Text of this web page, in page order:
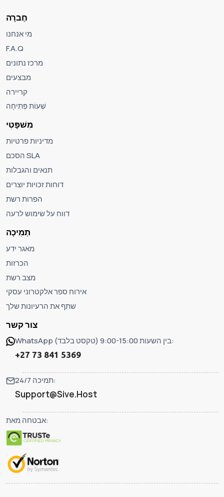
חֶברָה
מי אנחנו
F.A.Q
מרכז נתונים
מבצעים
קריירה
שְׁעוֹת פְּתִיחָה
מִשׁפָּטִי
מדיניות פרטיות
הסכם SLA
תנאים והגבלות
דוחות זכויות יוצרים
הפרות רשת
דווח על שימוש לרעה
תְמִיכָה
מאגר ידע
הכרזות
מצב רשת
אירוח ספר אלקטרוני עסקי
שתף את הרעיונות שלך
צור קשר
WhatsApp (טקסט בלבד) בין השעות 9:00-15:00:
+27 73 841 5369
תמיכה 24/7:
Support@Sive.Host
אבטחה מאת: